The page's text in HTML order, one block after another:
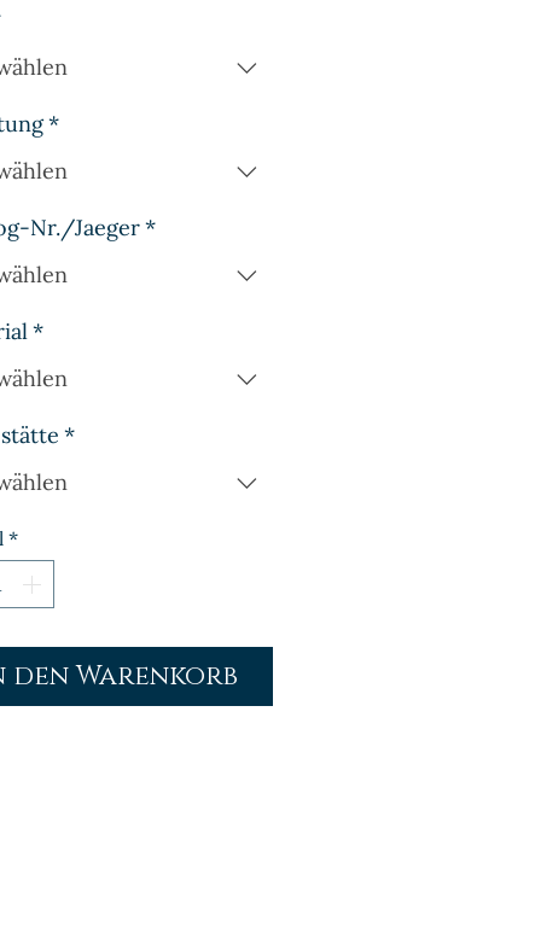
*
Nr./Jaeger*
*
*
*
den Warenkorb